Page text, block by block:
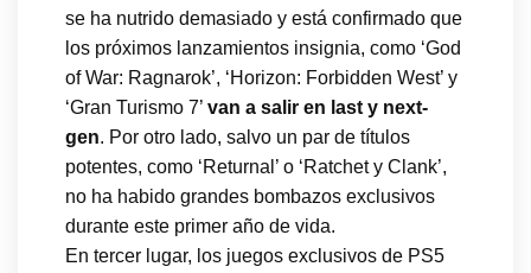
se ha nutrido demasiado y está confirmado que
los próximos lanzamientos insignia, como ‘God
of War: Ragnarok’, ‘Horizon: Forbidden West’ y
‘Gran Turismo 7’ van a salir en last y next-
gen. Por otro lado, salvo un par de títulos
potentes, como ‘Returnal’ o ‘Ratchet y Clank’,
no ha habido grandes bombazos exclusivos
durante este primer año de vida.
En tercer lugar, los juegos exclusivos de PS5